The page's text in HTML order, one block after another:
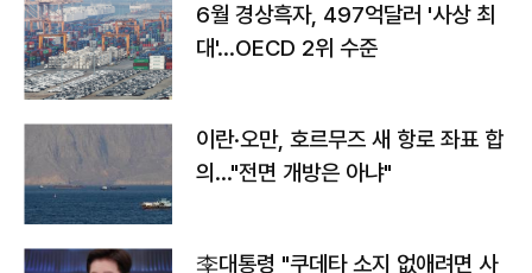
6월 경상흑자, 497억달러 '사상 최
대'…OECD 2위 수준
이란·오만, 호르무즈 새 항로 좌표 합
의…"전면 개방은 아냐"
李대통령 "쿠데타 소지 없애려면 사